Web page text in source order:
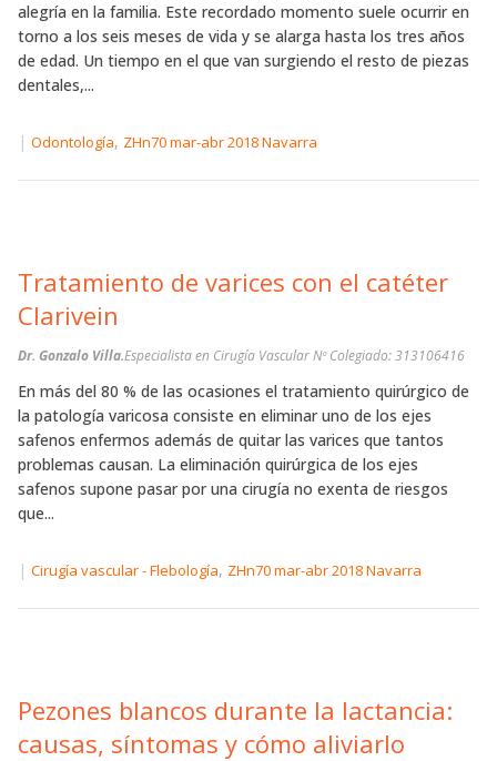
alegría en la familia. Este recordado momento suele ocurrir en
torno a los seis meses de vida y se alarga hasta los tres años
de edad. Un tiempo en el que van surgiendo el resto de piezas
dentales,...
| Odontología, ZHn70 mar-abr 2018 Navarra
Tratamiento de varices con el catéter
Clarivein
Dr. Gonzalo Villa. Especialista en Cirugía Vascular Nº Colegiado: 313106416
En más del 80 % de las ocasiones el tratamiento quirúrgico de
la patología varicosa consiste en eliminar uno de los ejes
safenos enfermos además de quitar las varices que tantos
problemas causan. La eliminación quirúrgica de los ejes
safenos supone pasar por una cirugía no exenta de riesgos
que...
| Cirugía vascular - Flebología, ZHn70 mar-abr 2018 Navarra
Pezones blancos durante la lactancia:
causas, síntomas y cómo aliviarlo